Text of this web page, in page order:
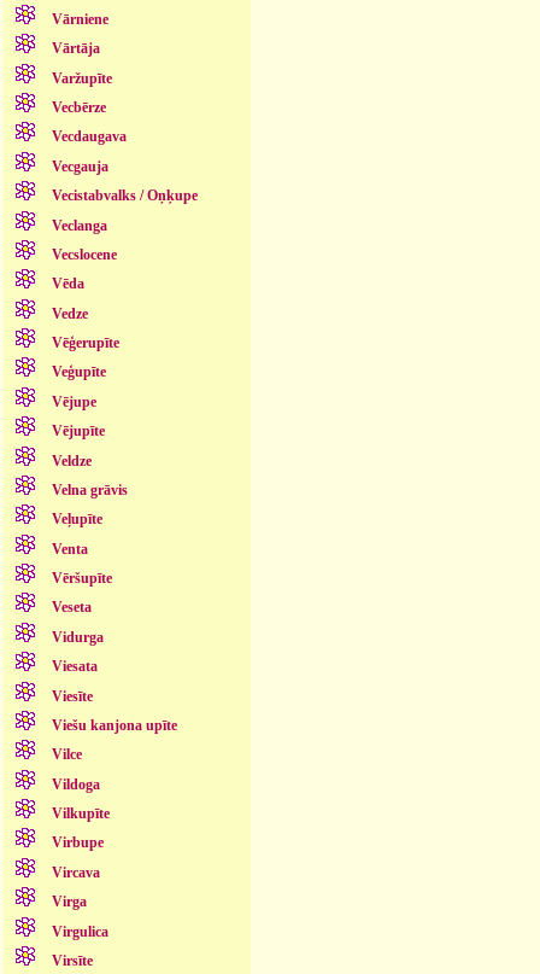
Vārniene
Vārtāja
Varžupīte
Vecbērze
Vecdaugava
Vecgauja
Vecistabvalks / Oņķupe
Veclanga
Vecslocene
Vēda
Vedze
Vēģerupīte
Veģupīte
Vējupe
Vējupīte
Veldze
Velna grāvis
Veļupīte
Venta
Vēršupīte
Veseta
Vidurga
Viesata
Viesīte
Viešu kanjona upīte
Vilce
Vildoga
Vilkupīte
Virbupe
Vircava
Virga
Virgulica
Virsīte